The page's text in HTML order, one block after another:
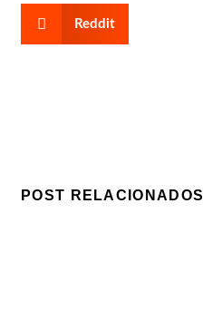
Reddit
POST RELACIONADOS